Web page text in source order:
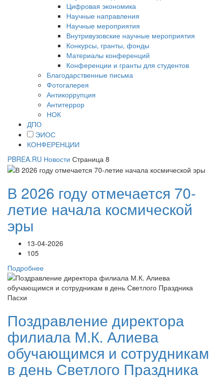
Цифровая экономика
Научные направления
Научные мероприятия
Внутривузовские научные мероприятия
Конкурсы, гранты, фонды
Материалы конференций
Конференции и гранты для студентов
Благодарственные письма
Фотогалерея
Антикоррупция
Антитеррор
НОК
ДПО
ЭИОС
КОНФЕРЕНЦИИ
PBREA.RU Новости Страница 8
В 2026 году отмечается 70-
летие начала космической
эры
13-04-2026
105
Подробнее
Поздравление директора
филиала М.К. Алиева
обучающимся и сотрудникам
в день Светлого Праздника